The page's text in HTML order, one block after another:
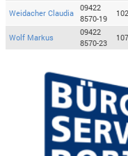
Weidacher Claudia
09422
8570-19
102
Wolf Markus
09422
8570-23
107